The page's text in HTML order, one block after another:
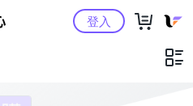
Yahoo購物中心登入